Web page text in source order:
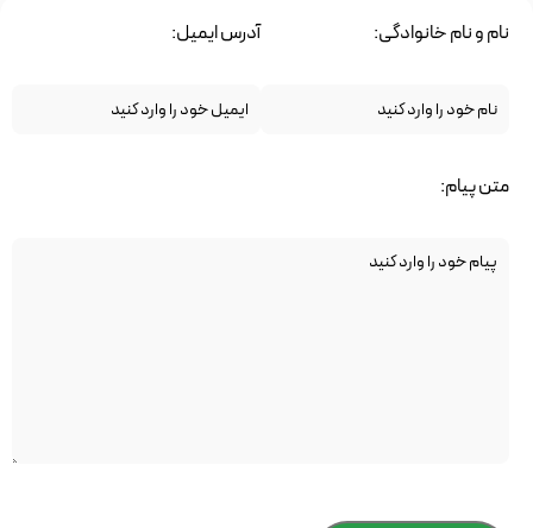
نام و نام خانوادگی: آدرس ایمیل:
متن پیام: